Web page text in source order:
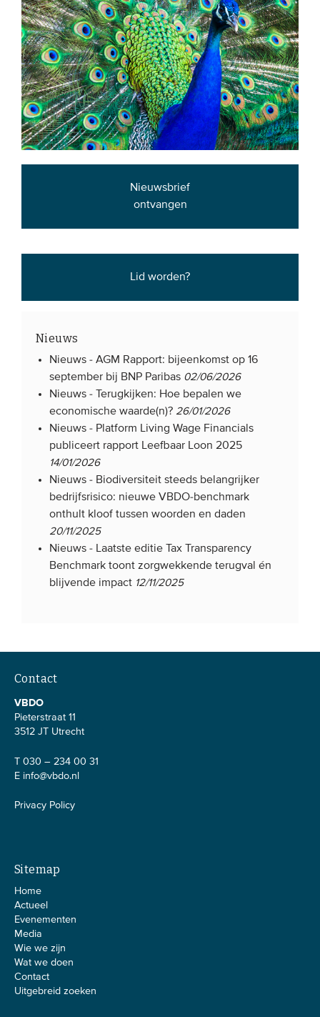
UITGEBREID ZOEKEN
Nieuwsbrief
ontvangen
Lid worden?
Nieuws
Nieuws -AGM Rapport: bijeenkomst op 16
september bij BNP Paribas 02/06/2026
Nieuws -
Terugkijken: Hoe bepalen we
economische waarde(n)? 26/01/2026
Nieuws - Platform Living Wage Financials
publiceert rapport Leefbaar Loon 2025
14/01/2026
Nieuws - Biodiversiteit steeds belangrijker
bedrijfsrisico: nieuwe VBDO-benchmark
onthult kloof tussen woorden en daden
20/11/2025
Nieuws - Laatste editie Tax Transparency
Benchmark toont zorgwekkende terugval én
blijvende impact 12/11/2025
Contact
VBDO
Pieterstraat 11
3512 JT Utrecht
T 030 – 234 00 31
E info@vbdo.nl
Privacy Policy
Sitemap
Home
Actueel
Evenementen
Media
Wie we zijn
Wat we doen
Contact
Uitgebreid zoeken